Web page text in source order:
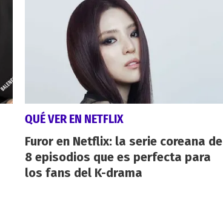
QUÉ VER EN NETFLIX
Furor en Netflix: la serie coreana de
8 episodios que es perfecta para
los fans del K-drama